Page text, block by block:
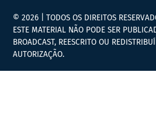
© 2026 | TODOS OS DIREITOS
ESTE MATERIAL NÃO PODE SER
BROADCAST, REESCRITO OU
AUTORIZAÇÃO.